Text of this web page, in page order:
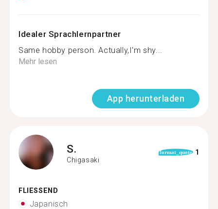
Idealer Sprachlernpartner
Same hobby person. Actually,I'm shy...
Mehr lesen
App herunterladen
S.
Chigasaki
format_quote 1
FLIESSEND
Japanisch